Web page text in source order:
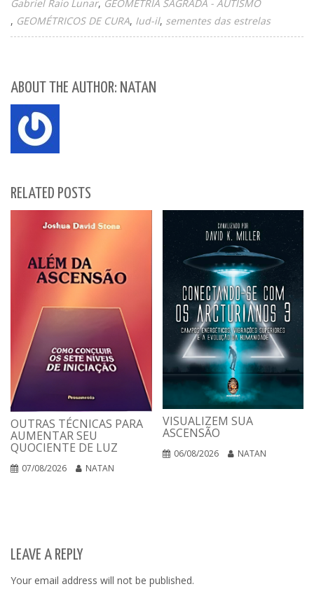
Gabriel Raio Lunar GEOMETRIA SAGRADA - AUTISMO
GEOMÉTRICOS DE CURA Iud-il sementes das estrelas
ABOUT THE AUTHOR: NATAN
RELATED POSTS
OUTRAS TÉCNICAS PARA
AUMENTAR SEU
QUOCIENTE DE LUZ
07/08/2026 NATAN
VISUALIZEM SUA
ASCENSÃO
06/08/2026 NATAN
LEAVE A REPLY
Your email address will not be published.